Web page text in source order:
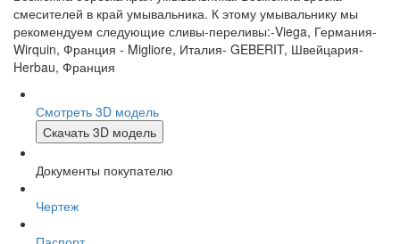
смесителей в край умывальника. К этому умывальнику мы
рекомендуем следующие сливы-переливы:-Viega, Германия-
Wirquin, Франция - Migliore, Италия- GEBERIT, Швейцария-
Herbau, Франция
Смотреть 3D модель
Скачать 3D модель
Документы покупателю
Чертеж